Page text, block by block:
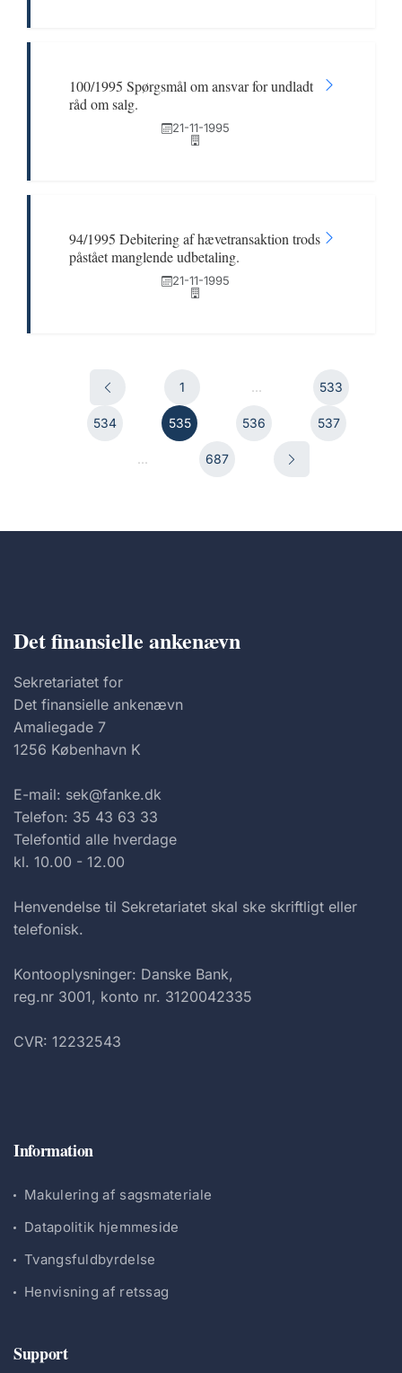
100/1995 Spørgsmål om ansvar for undladt
råd om salg.
21-11-1995
94/1995 Debitering af hævetransaktion trods
påstået manglende udbetaling.
21-11-1995
1 ... 533
534 535 536 537
... 687
Det finansielle ankenævn
Sekretariatet for
Det finansielle ankenævn
Amaliegade 7
1256 København K
E-mail: sek@fanke.dk
Telefon: 35 43 63 33
Telefontid alle hverdage
kl. 10.00 - 12.00
Henvendelse til Sekretariatet skal ske skriftligt eller
telefonisk.
Kontooplysninger: Danske Bank,
reg.nr 3001, konto nr. 3120042335
CVR: 12232543
Information
Makulering af sagsmateriale
Datapolitik hjemmeside
Tvangsfuldbyrdelse
Henvisning af retssag
Support